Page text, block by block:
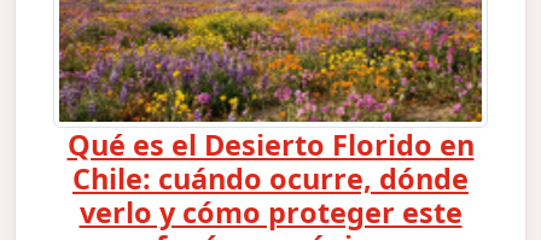
Qué es el Desierto Florido en
Chile: cuándo ocurre, dónde
verlo y cómo proteger este